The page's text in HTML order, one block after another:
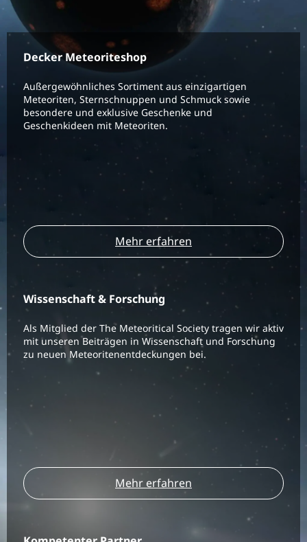
Decker Meteoriteshop
Außergewöhnliches Sortiment aus einzigartigen
Meteoriten, Sternschnuppen und Schmuck sowie
besondere und exklusive Geschenke und
Geschenkideen mit Meteoriten.
Mehr erfahren
Wissenschaft & Forschung
Als Mitglied der The Meteoritical Society tragen wir aktiv
mit unseren Beiträgen in Wissenschaft und Forschung
zu neuen Meteoritenentdeckungen bei.
Mehr erfahren